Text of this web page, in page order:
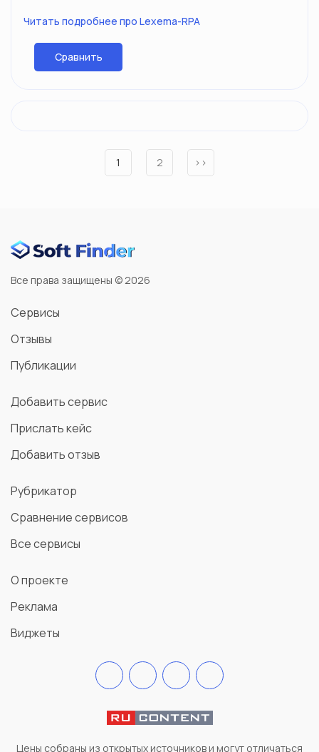
Читать подробнее про Lexema-RPA
Сравнить
1 2 ››
Все права защищены © 2026
Сервисы
Отзывы
Публикации
Добавить сервис
Прислать кейс
Добавить отзыв
Рубрикатор
Сравнение сервисов
Все сервисы
О проекте
Реклама
Виджеты
Цены собраны из открытых источников и могут отличаться